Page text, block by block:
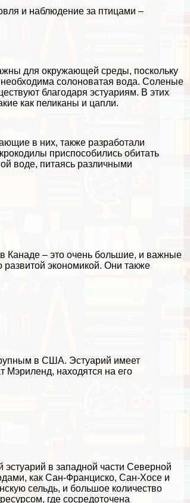
и наблюдение за птицами –
дляокружающей среды, поскольку
солоноватая вода. Соленые
благодаря эстуариям. В этих
как пеликаны и цапли.
в них, также разработали
приспособились обитать
воде, питаясь различными
Канаде – это очень большие, и важные
экономикой. Они также
в США. Эстуарий имеет
Мэриленд, находятся на его
в западной части Северной
как Сан-Франциско, Сан-Хосе и
сельдь, и большое количество
где сосредоточена